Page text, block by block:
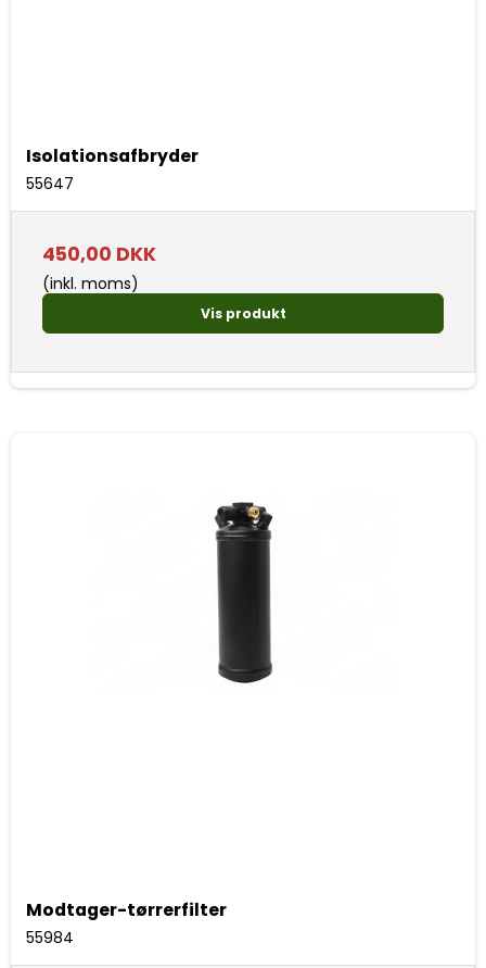
Isolationsafbryder
55647
450,00 DKK
(inkl. moms)
Vis produkt
Modtager-tørrerfilter
55984